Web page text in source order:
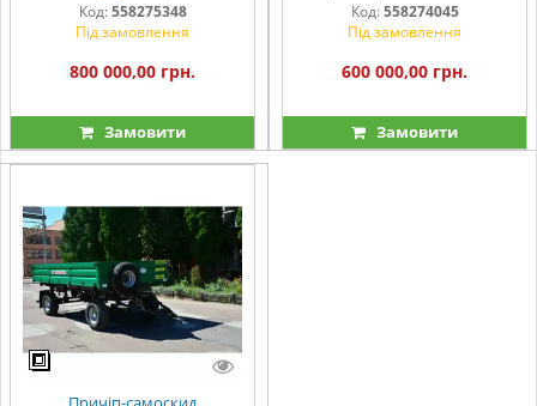
Код: 558275348
Під замовлення
800 000,00 грн.
Замовити
Код: 558274045
Під замовлення
600 000,00 грн.
Замовити